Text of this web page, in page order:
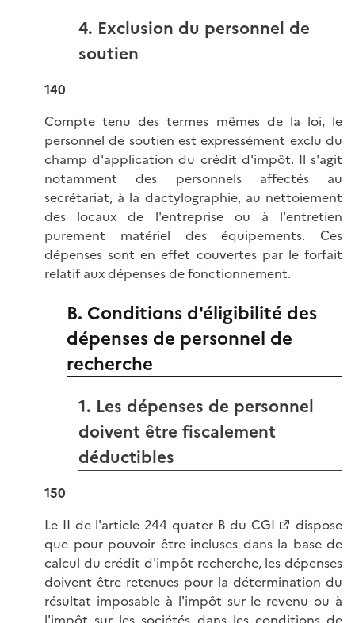
4. Exclusion du personnel de
soutien
140
Compte tenu des termes mêmes de la loi, le
personnel de soutien est expressément exclu du
champ d'application du crédit d'impôt. Il s'agit
notamment des personnels affectés au
secrétariat, à la dactylographie, au nettoiement
des locaux de l'entreprise ou à l'entretien
purement matériel des équipements. Ces
dépenses sont en effet couvertes par le forfait
relatif aux dépenses de fonctionnement.
B. Conditions d'éligibilité des
dépenses de personnel de
recherche
1. Les dépenses de personnel
doivent être fiscalement
déductibles
150
Le II de l'article 244 quater B du CGI
dispose
que pour pouvoir être incluses dans la base de
calcul du crédit d'impôt recherche, les dépenses
doivent être retenues pour la détermination du
résultat imposable à l'impôt sur le revenu ou à